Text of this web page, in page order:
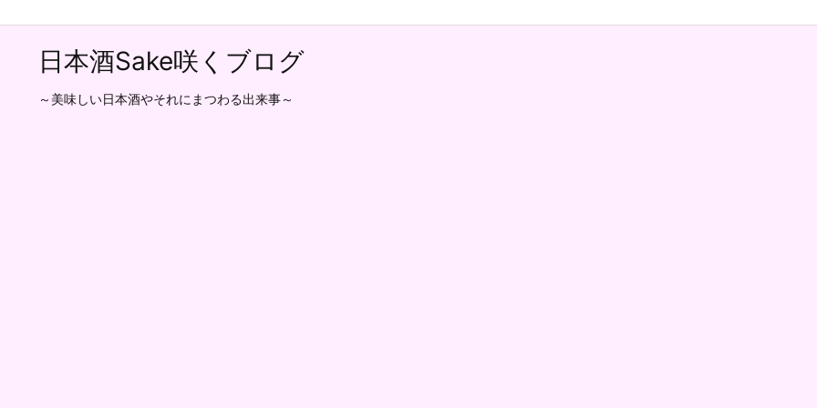
日本酒Sake咲くブログ
～美味しい日本酒やそれにまつわる出来事～